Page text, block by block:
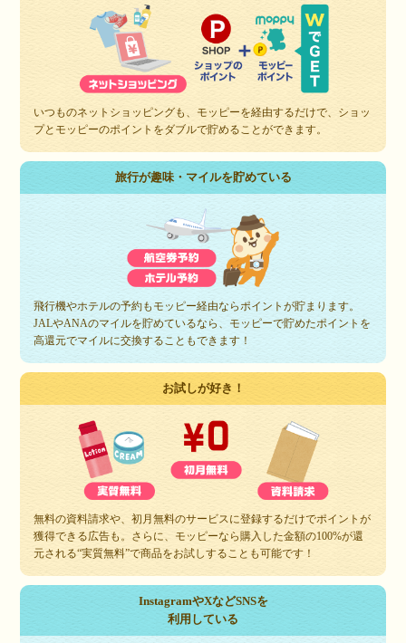
いつものネットショッピングも、モッピーを経由するだけで、ショッ
プとモッピーのポイントをダブルで貯めることができます。
旅行が趣味・マイルを貯めている
飛行機やホテルの予約もモッピー経由ならポイントが貯まります。
JALやANAのマイルを貯めているなら、モッピーで貯めたポイントを
高還元でマイルに交換することもできます！
お試しが好き！
無料の資料請求や、初月無料のサービスに登録するだけでポイントが
獲得できる広告も。さらに、モッピーなら購入した金額の100%が還
元される“実質無料”で商品をお試しすることも可能です！
InstagramやXなどSNSを
利用している